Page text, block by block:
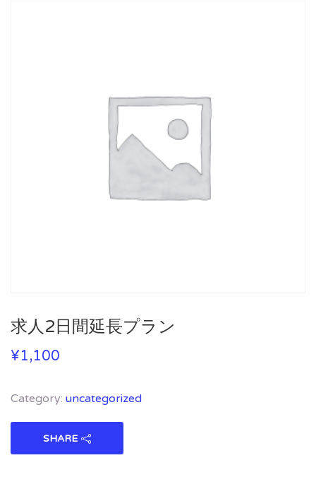
求人2日間延長プラン
¥1,100
Category: uncategorized
SHARE